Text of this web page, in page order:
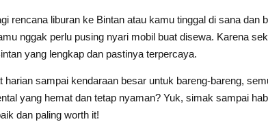
rencana liburan ke Bintan atau kamu tinggal di sana dan
nggak perlu pusing nyari mobil buat disewa. Karena
yang lengkap dan pastinya terpercaya.
harian sampai kendaraan besar untuk bareng-bareng,
yang hemat dan tetap nyaman? Yuk, simak sampai
dan paling worth it!